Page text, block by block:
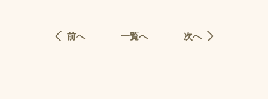
前へ 一覧へ 次へ